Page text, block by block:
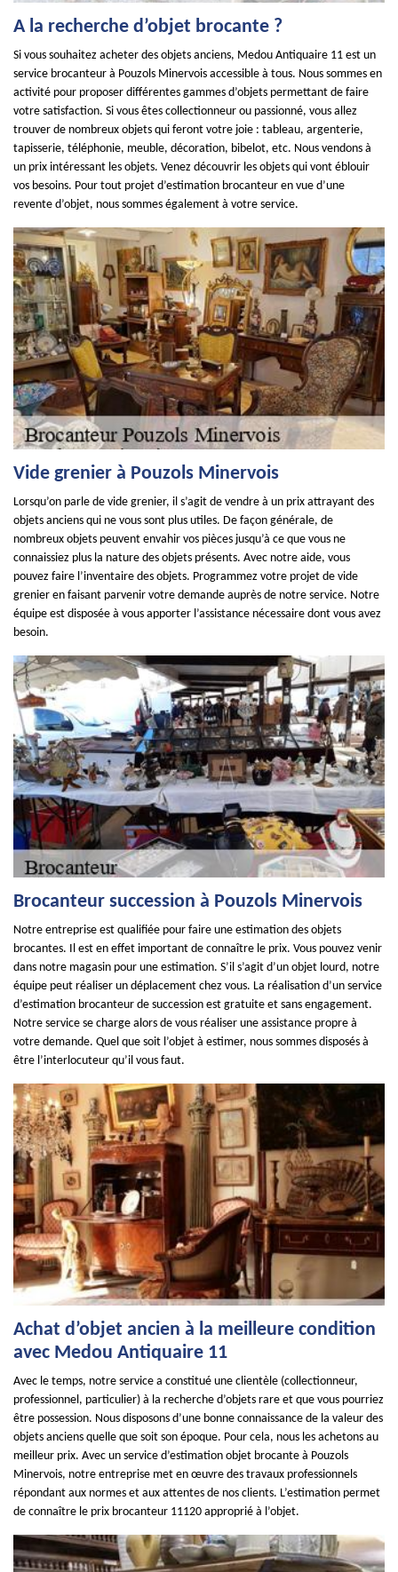
A la recherche d’objet brocante ?
Si vous souhaitez acheter des objets anciens, Medou Antiquaire 11 est un
service brocanteur à Pouzols Minervois accessible à tous. Nous sommes en
activité pour proposer différentes gammes d’objets permettant de faire
votre satisfaction. Si vous êtes collectionneur ou passionné, vous allez
trouver de nombreux objets qui feront votre joie : tableau, argenterie,
tapisserie, téléphonie, meuble, décoration, bibelot, etc. Nous vendons à
un prix intéressant les objets. Venez découvrir les objets qui vont éblouir
vos besoins. Pour tout projet d’estimation brocanteur en vue d’une
revente d’objet, nous sommes également à votre service.
Vide grenier à Pouzols Minervois
Lorsqu’on parle de vide grenier, il s’agit de vendre à un prix attrayant des
objets anciens qui ne vous sont plus utiles. De façon générale, de
nombreux objets peuvent envahir vos pièces jusqu’à ce que vous ne
connaissiez plus la nature des objets présents. Avec notre aide, vous
pouvez faire l’inventaire des objets. Programmez votre projet de vide
grenier en faisant parvenir votre demande auprès de notre service. Notre
équipe est disposée à vous apporter l’assistance nécessaire dont vous avez
besoin.
Brocanteur succession à Pouzols Minervois
Notre entreprise est qualifiée pour faire une estimation des objets
brocantes. Il est en effet important de connaître le prix. Vous pouvez venir
dans notre magasin pour une estimation. S’il s’agit d’un objet lourd, notre
équipe peut réaliser un déplacement chez vous. La réalisation d’un service
d’estimation brocanteur de succession est gratuite et sans engagement.
Notre service se charge alors de vous réaliser une assistance propre à
votre demande. Quel que soit l’objet à estimer, nous sommes disposés à
être l’interlocuteur qu’il vous faut.
Achat d’objet ancien à la meilleure condition
avec Medou Antiquaire 11
Avec le temps, notre service a constitué une clientèle (collectionneur,
professionnel, particulier) à la recherche d’objets rare et que vous pourriez
être possession. Nous disposons d’une bonne connaissance de la valeur des
objets anciens quelle que soit son époque. Pour cela, nous les achetons au
meilleur prix. Avec un service d’estimation objet brocante à Pouzols
Minervois, notre entreprise met en œuvre des travaux professionnels
répondant aux normes et aux attentes de nos clients. L’estimation permet
de connaître le prix brocanteur 11120 approprié à l’objet.